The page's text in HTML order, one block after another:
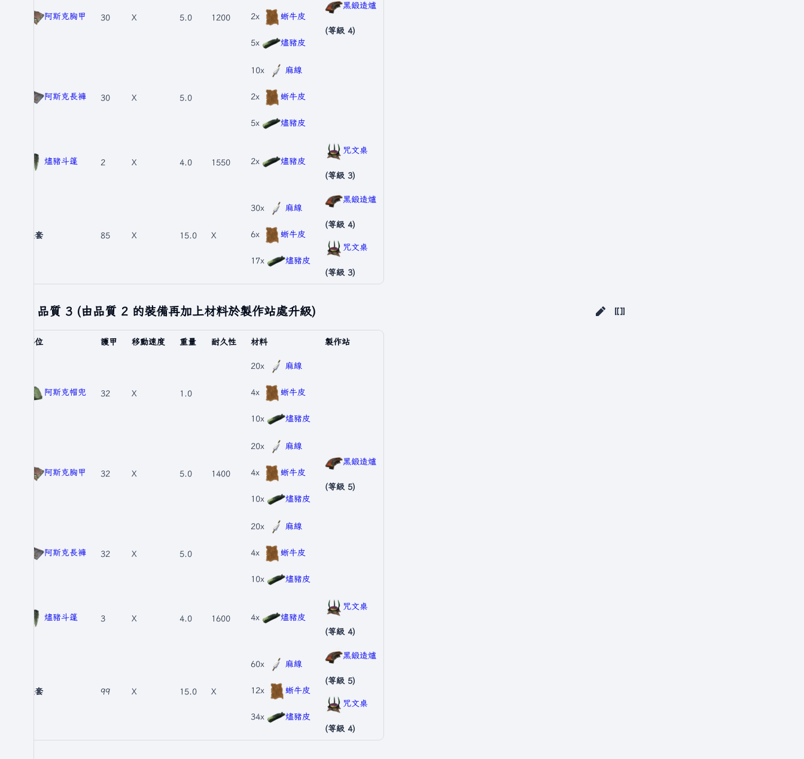
1200
黑鍛造爐
(等級 4)
阿斯克胸甲 30 X 5.0 2x 蜥牛皮
5x 燼豬皮
阿斯克長褲 30 X 5.0
10x 麻線
2x 蜥牛皮
5x 燼豬皮
燼豬斗篷 2 X 4.0 1550 2x 燼豬皮
咒文桌
(等級 3)
整套 85 X 15.0 X
30x 麻線
6x 蜥牛皮
17x 燼豬皮
黑鍛造爐
(等級 4)
咒文桌
(等級 3)
品質 3 (由品質 2 的裝備再加上材料於製作站處升級)
部位 護甲 移動速度 重量 耐久性 材料 製作站
阿斯克帽兜 32 X 1.0
1400
20x 麻線
4x 蜥牛皮
10x 燼豬皮
黑鍛造爐
(等級 5)
阿斯克胸甲 32 X 5.0
20x 麻線
4x 蜥牛皮
10x 燼豬皮
阿斯克長褲 32 X 5.0
20x 麻線
4x 蜥牛皮
10x 燼豬皮
燼豬斗篷 3 X 4.0 1600 4x 燼豬皮
咒文桌
(等級 4)
整套 99 X 15.0 X
60x 麻線
12x 蜥牛皮
34x 燼豬皮
黑鍛造爐
(等級 5)
咒文桌
(等級 4)